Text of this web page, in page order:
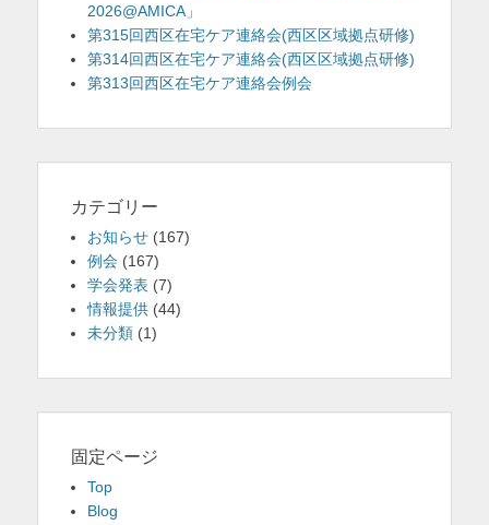
2026@AMICA」
第315回西区在宅ケア連絡会(西区区域拠点研修)
第314回西区在宅ケア連絡会(西区区域拠点研修)
第313回西区在宅ケア連絡会例会
カテゴリー
お知らせ (167)
例会 (167)
学会発表 (7)
情報提供 (44)
未分類 (1)
固定ページ
Top
Blog